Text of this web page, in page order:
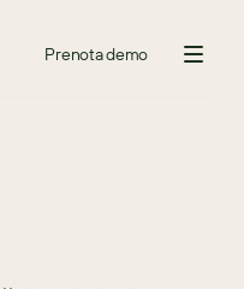
Prenota demo